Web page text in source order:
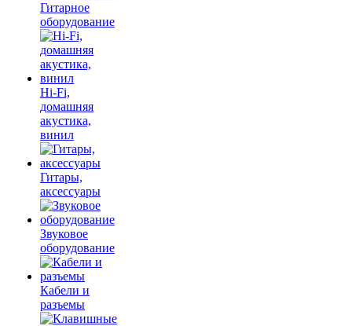
Гитарное
оборудование
Hi-Fi,
домашняя
акустика,
винил
Гитары,
аксессуары
Звуковое
оборудование
Кабели и
разъемы